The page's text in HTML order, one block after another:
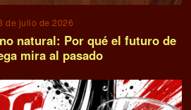
de julio de 2026
natural: Por qué el futuro de
mira al pasado